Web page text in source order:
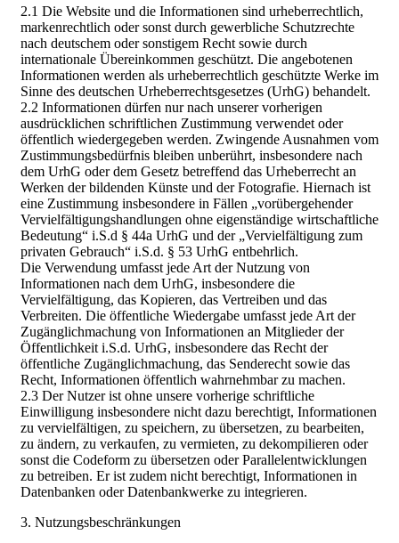
2.1 Die Website und die Informationen sind urheberrechtlich,
markenrechtlich oder sonst durch gewerbliche Schutzrechte
nach deutschem oder sonstigem Recht sowie durch
internationale Übereinkommen geschützt. Die angebotenen
Informationen werden als urheberrechtlich geschützte Werke im
Sinne des deutschen Urheberrechtsgesetzes (UrhG) behandelt.
2.2 Informationen dürfen nur nach unserer vorherigen
ausdrücklichen schriftlichen Zustimmung verwendet oder
öffentlich wiedergegeben werden. Zwingende Ausnahmen vom
Zustimmungsbedürfnis bleiben unberührt, insbesondere nach
dem UrhG oder dem Gesetz betreffend das Urheberrecht an
Werken der bildenden Künste und der Fotografie. Hiernach ist
eine Zustimmung insbesondere in Fällen „vorübergehender
Vervielfältigungshandlungen ohne eigenständige wirtschaftliche
Bedeutung“ i.S.d § 44a UrhG und der „Vervielfältigung zum
privaten Gebrauch“ i.S.d. § 53 UrhG entbehrlich.
Die Verwendung umfasst jede Art der Nutzung von
Informationen nach dem UrhG, insbesondere die
Vervielfältigung, das Kopieren, das Vertreiben und das
Verbreiten. Die öffentliche Wiedergabe umfasst jede Art der
Zugänglichmachung von Informationen an Mitglieder der
Öffentlichkeit i.S.d. UrhG, insbesondere das Recht der
öffentliche Zugänglichmachung, das Senderecht sowie das
Recht, Informationen öffentlich wahrnehmbar zu machen.
2.3 Der Nutzer ist ohne unsere vorherige schriftliche
Einwilligung insbesondere nicht dazu berechtigt, Informationen
zu vervielfältigen, zu speichern, zu übersetzen, zu bearbeiten,
zu ändern, zu verkaufen, zu vermieten, zu dekompilieren oder
sonst die Codeform zu übersetzen oder Parallelentwicklungen
zu betreiben. Er ist zudem nicht berechtigt, Informationen in
Datenbanken oder Datenbankwerke zu integrieren.
3. Nutzungsbeschränkungen